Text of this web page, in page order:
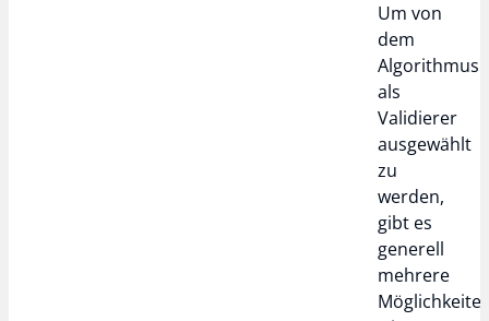
Um von
dem
Algorithmus
als
Validierer
ausgewählt
zu
werden,
gibt es
generell
mehrere